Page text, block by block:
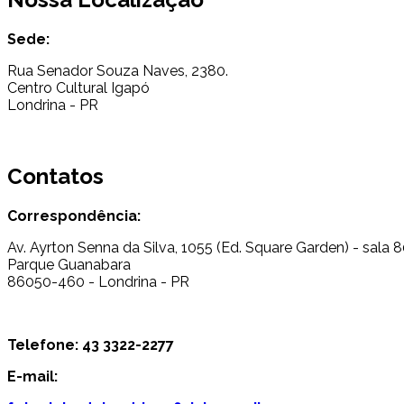
Sede:
Rua Senador Souza Naves, 2380.
Centro Cultural Igapó
Londrina - PR
Contatos
Correspondência:
Av. Ayrton Senna da Silva, 1055 (Ed. Square Garden) - sala
Parque Guanabara
86050-460 - Londrina - PR
Telefone: 43 3322-2277
E-mail: